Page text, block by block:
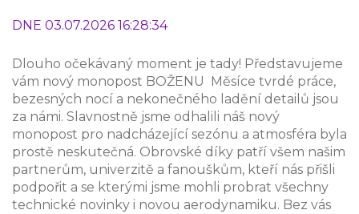
DNE 03.07.2026 16:28:34
Dlouho očekávaný moment je tady! Představujeme
vám nový monopost BOŽENU ️ Měsíce tvrdé práce,
bezesných nocí a nekonečného ladění detailů jsou
za námi. Slavnostně jsme odhalili náš nový
monopost pro nadcházející sezónu a atmosféra byla
prostě neskutečná. Obrovské díky patří všem našim
partnerům, univerzitě a fanouškům, kteří nás přišli
podpořit a se kterými jsme mohli probrat všechny
technické novinky i novou aerodynamiku. Bez vás